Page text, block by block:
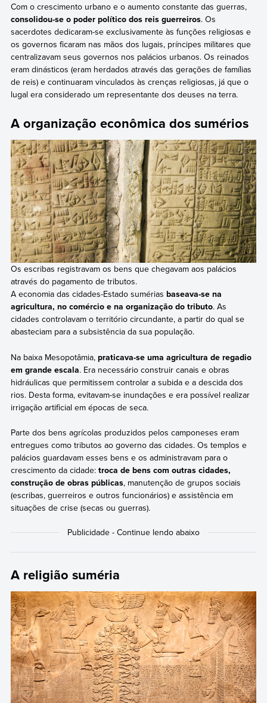
Com o crescimento urbano e o aumento constante das guerras,
consolidou-se o poder político dos reis guerreiros. Os
sacerdotes dedicaram-se exclusivamente às funções religiosas e
os governos ficaram nas mãos dos lugais, príncipes militares que
centralizavam seus governos nos palácios urbanos. Os reinados
eram dinásticos (eram herdados através das gerações de famílias
de reis) e continuaram vinculados às crenças religiosas, já que o
lugal era considerado um representante dos deuses na terra.
A organização econômica dos sumérios
Os escribas registravam os bens que chegavam aos palácios
através do pagamento de tributos.
A economia das cidades-Estado sumérias baseava-se na
agricultura, no comércio e na organização do tributo. As
cidades controlavam o território circundante, a partir do qual se
abasteciam para a subsistência da sua população.
Na baixa Mesopotâmia, praticava-se uma agricultura de regadio
em grande escala. Era necessário construir canais e obras
hidráulicas que permitissem controlar a subida e a descida dos
rios. Desta forma, evitavam-se inundações e era possível realizar
irrigação artificial em épocas de seca.
Parte dos bens agrícolas produzidos pelos camponeses eram
entregues como tributos ao governo das cidades. Os templos e
palácios guardavam esses bens e os administravam para o
crescimento da cidade: troca de bens com outras cidades,
construção de obras públicas, manutenção de grupos sociais
(escribas, guerreiros e outros funcionários) e assistência em
situações de crise (secas ou guerras).
A religião suméria